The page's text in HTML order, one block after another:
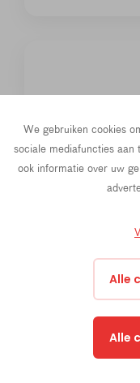
nadruk op wat
We gebruiken cookies
sociale mediafuncties aan
ook informatie over uw
Alle
Alle